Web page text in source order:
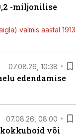
-miljonilise
valmis aastal 1913
07.08.26, 10:38
edendamise
07.08.26, 08:00
või